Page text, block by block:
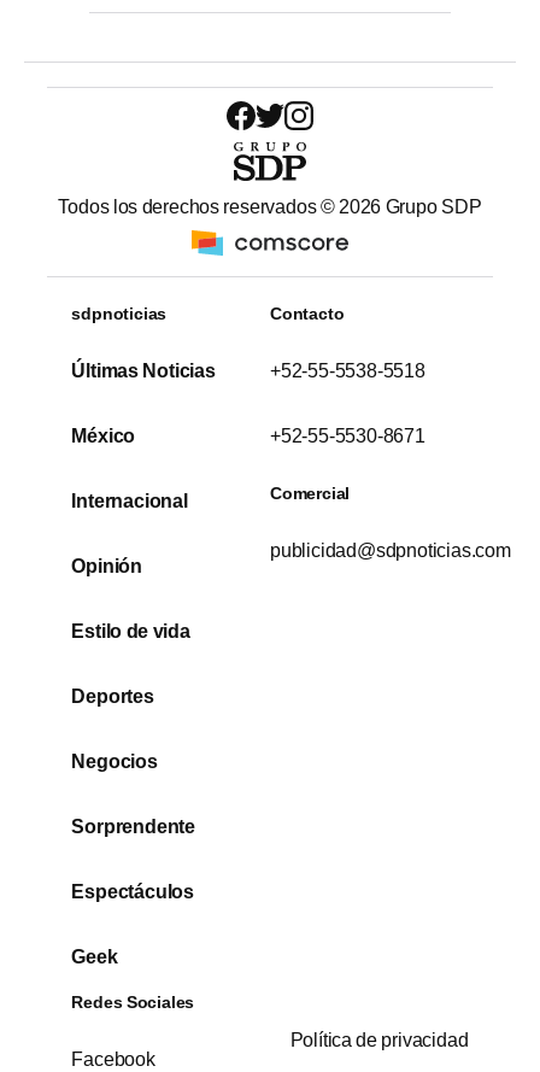
Todos los derechos reservados © 2026 Grupo SDP
sdpnoticias
Últimas Noticias
México
Internacional
Opinión
Estilo de vida
Deportes
Negocios
Sorprendente
Espectáculos
Geek
Contacto
+52-55-5538-5518
+52-55-5530-8671
Comercial
publicidad@sdpnoticias.com
Redes Sociales
Facebook
Política de privacidad